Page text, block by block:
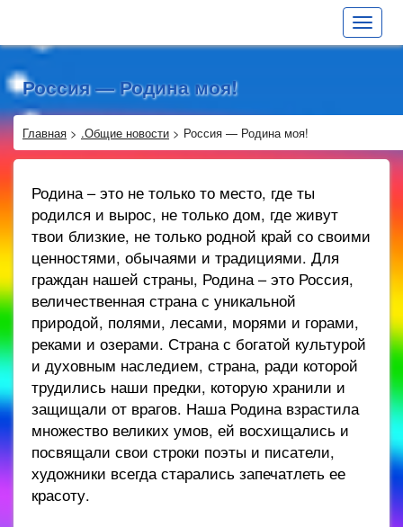
Toggle
Россия — Родина моя!
Главная > .Общие новости > Россия — Родина моя!
Родина – это не только то место, где ты
родился и вырос, не только дом, где живут
твои близкие, не только родной край со своими
ценностями, обычаями и традициями. Для
граждан нашей страны, Родина – это Россия,
величественная страна с уникальной
природой, полями, лесами, морями и горами,
реками и озерами. Страна с богатой культурой
и духовным наследием, страна, ради которой
трудились наши предки, которую хранили и
защищали от врагов. Наша Родина взрастила
множество великих умов, ей восхищались и
посвящали свои строки поэты и писатели,
художники всегда старались запечатлеть ее
красоту.